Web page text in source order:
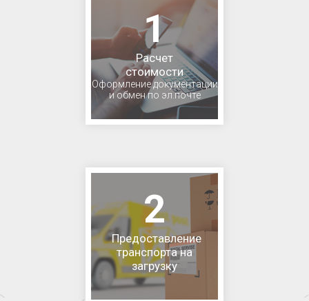
1
Расчет
стоимости
Оформление документации
и обмен по эл.почте
2
Предоставление
транспорта на
загрузку